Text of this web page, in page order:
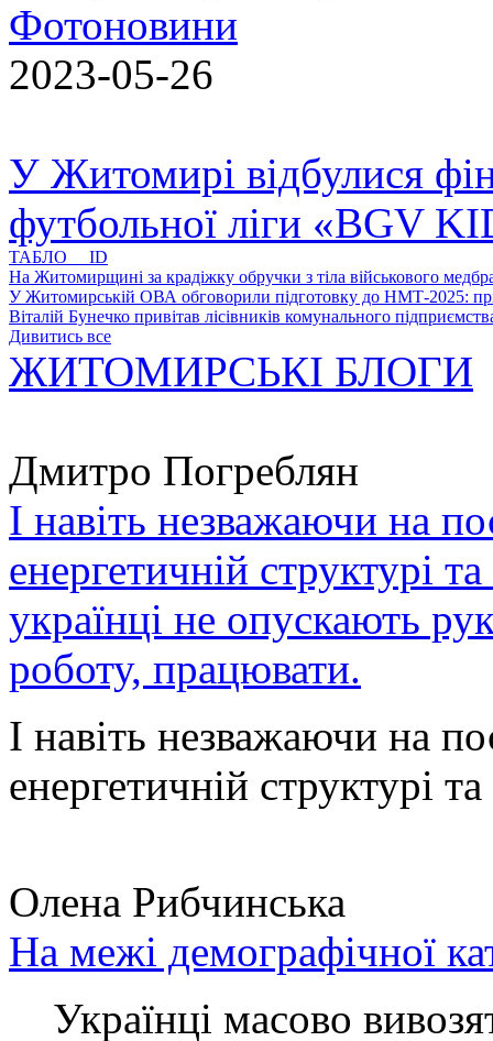
Фотоновини
2023-05-26
У Житомирі відбулися
футбольної ліги «BGV
ТАБЛО ID
На Житомирщині за крадіжку обручки з тіла військового
У Житомирській ОВА обговорили підготовку до НМТ-2025:
Віталій Бунечко привітав лісівників комунального
Дивитись все
ЖИТОМИРСЬКІ БЛОГИ
Дмитро Погреблян
І навіть незважаючи на
енергетичній структурі
українці не опускають
роботу, працювати.
І навіть незважаючи на
енергетичній структурі
Олена Рибчинська
На межі демографічної
Українці масово